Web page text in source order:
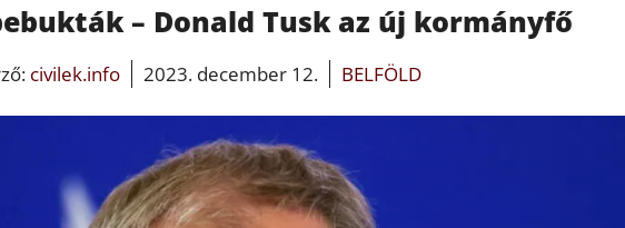
– Donald Tusk az új kormányfő
civilek.info 2023. december 12. BELFÖLD